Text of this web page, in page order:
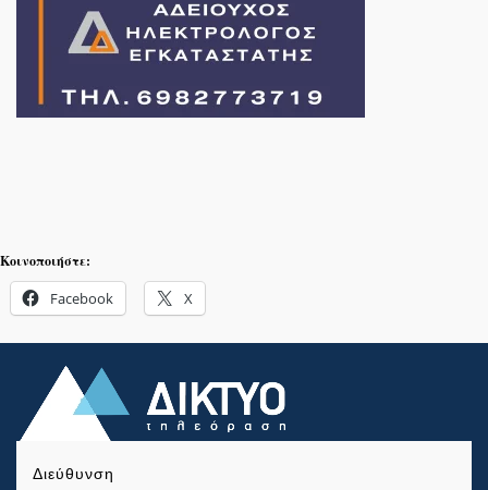
Κοινοποιήστε:
Facebook X
Διεύθυνση